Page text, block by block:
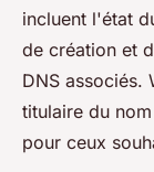
incluent l'état
de création et
DNS
titulaire du
pour ceux